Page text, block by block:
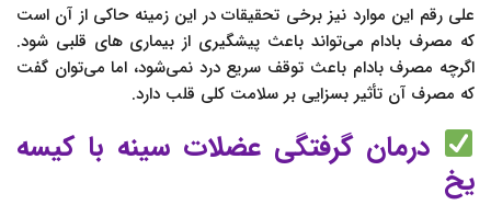
علی رقم این موارد نیز برخی تحقیقات در این زمینه حاکی از آن است
که مصرف بادام می‌تواند باعث پیشگیری از بیماری های قلبی شود.
اگرچه مصرف بادام باعث توقف سریع درد نمی‌شود، اما می‌توان گفت
که مصرف آن تأثیر بسزایی بر سلامت کلی قلب دارد.
درمان گرفتگی عضلات سینه با کیسه
یخ